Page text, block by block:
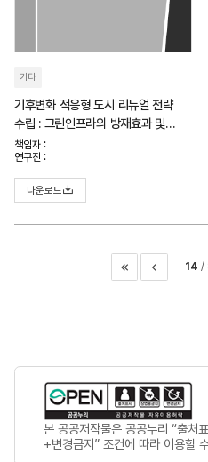
기타
기후변화 적응형 도시 리뉴얼 전략
수립 : 그린인프라의 방재효과 및
적용방안
책임자 :
연구진 :
다운로드
14
본 공공저작물은 공공누리 “출처
+변경금지” 조건에 따라 이용할